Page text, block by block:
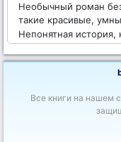
Необычный роман
такие красивые,
Непонятная история,
Все книги на нашем